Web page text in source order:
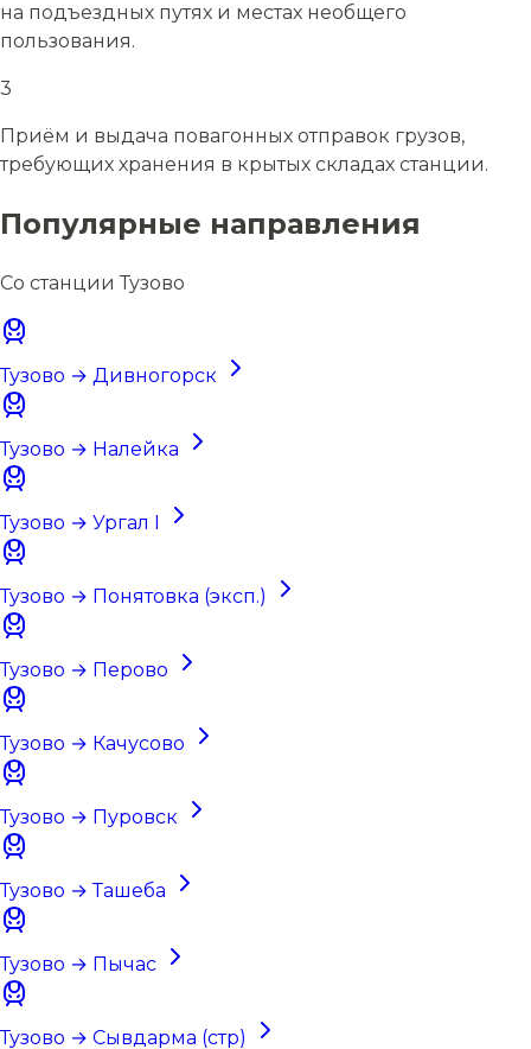
на подъездных путях и местах необщего
пользования.
3
Приём и выдача повагонных отправок грузов,
требующих хранения в крытых складах станции.
Популярные направления
Со станции Тузово
Тузово → Дивногорск
Тузово → Налейка
Тузово → Ургал I
Тузово → Понятовка (эксп.)
Тузово → Перово
Тузово → Качусово
Тузово → Пуровск
Тузово → Ташеба
Тузово → Пычас
Тузово → Сывдарма (стр)